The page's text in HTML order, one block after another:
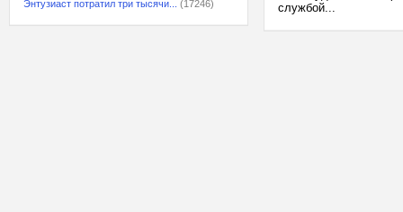
Энтузиаст потратил три тысячи...
(17246)
службой...